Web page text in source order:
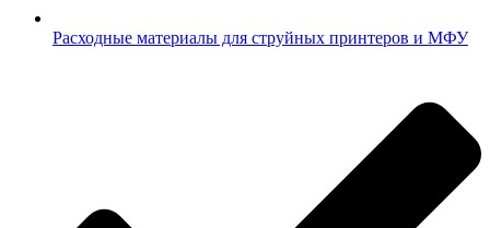
Расходные материалы для струйных принтеров и МФУ